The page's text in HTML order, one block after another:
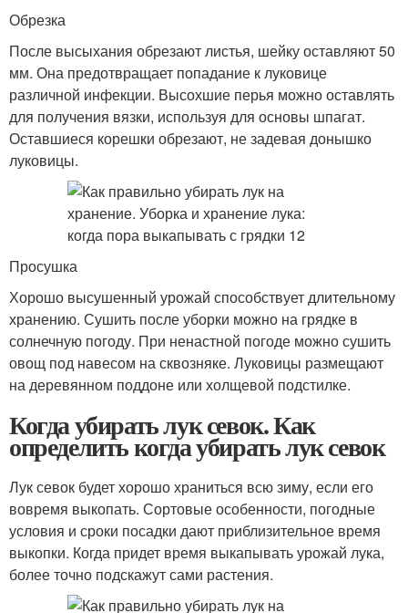
Обрезка
После высыхания обрезают листья, шейку оставляют 50
мм. Она предотвращает попадание к луковице
различной инфекции. Высохшие перья можно оставлять
для получения вязки, используя для основы шпагат.
Оставшиеся корешки обрезают, не задевая донышко
луковицы.
Просушка
Хорошо высушенный урожай способствует длительному
хранению. Сушить после уборки можно на грядке в
солнечную погоду. При ненастной погоде можно сушить
овощ под навесом на сквозняке. Луковицы размещают
на деревянном поддоне или холщевой подстилке.
Когда убирать лук севок. Как
определить когда убирать лук севок
Лук севок будет хорошо храниться всю зиму, если его
вовремя выкопать. Сортовые особенности, погодные
условия и сроки посадки дают приблизительное время
выкопки. Когда придет время выкапывать урожай лука,
более точно подскажут сами растения.